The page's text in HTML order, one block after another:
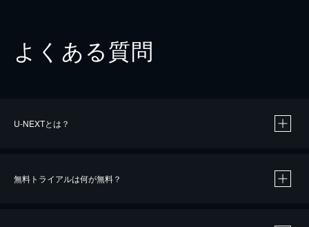
よくある質問
U-NEXTとは？
無料トライアルは何が無料？